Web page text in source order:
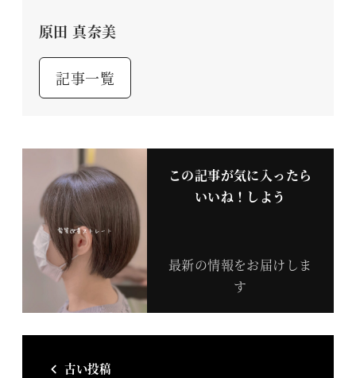
原田 真奈美
記事一覧
この記事が気に入ったら
いいね！しよう
最新の情報をお届けしま
す
古い投稿